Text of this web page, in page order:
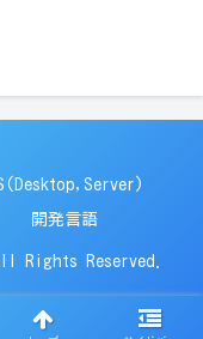
開発言語
Rights Reserved.